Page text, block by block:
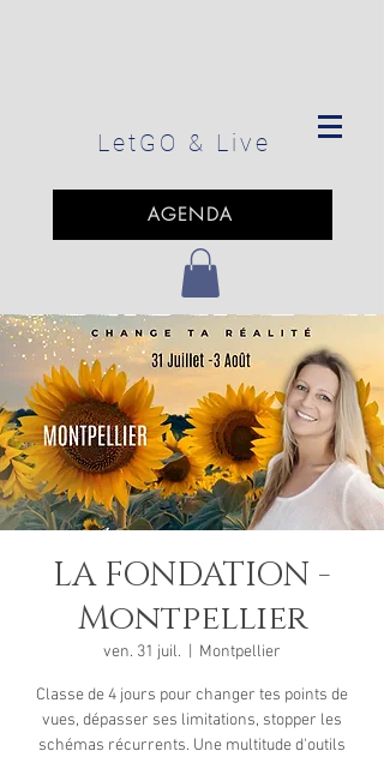
LetGO & Live
AGENDA
LA FONDATION -
Montpellier
ven. 31 juil. Montpellier
Classe de 4 jours pour changer tes points de
vues, dépasser ses limitations, stopper les
schémas récurrents. Une multitude d'outils